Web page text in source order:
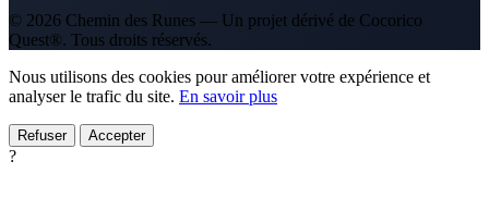
© 2026 Chemin des Runes — Un projet dérivé de Cocorico
Quest®. Tous droits réservés.
Nous utilisons des cookies pour améliorer votre expérience et
analyser le trafic du site. En savoir plus
Refuser Accepter
?